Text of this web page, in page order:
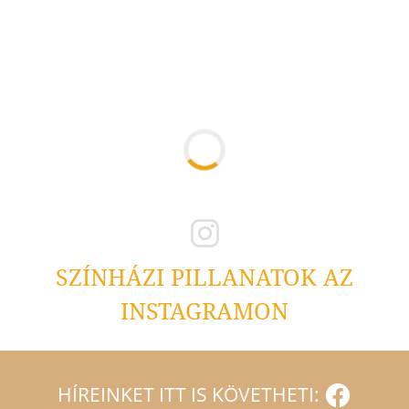
SZÍNHÁZI PILLANATOK AZ
INSTAGRAMON
HÍREINKET ITT IS KÖVETHETI: